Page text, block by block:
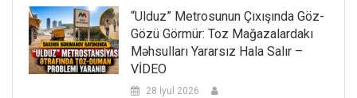
“Ulduz” Metrosunun Çıxışında Göz-
Gözü Görmür: Toz Mağazalardakı
Məhsulları Yararsız Hala Salır –
VİDEO
28 İyul 2026